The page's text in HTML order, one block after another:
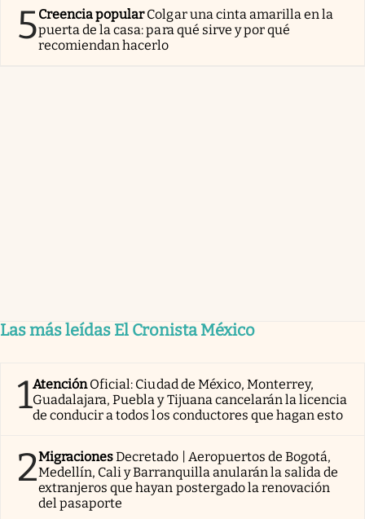
5Creencia popularColgar una cinta amarilla en la
puerta de la casa: para qué sirve y por qué
recomiendan hacerlo
Las más leídas El Cronista México
1AtenciónOficial: Ciudad de México, Monterrey,
Guadalajara, Puebla y Tijuana cancelarán la licencia
de conducir a todos los conductores que hagan esto
2MigracionesDecretado | Aeropuertos de Bogotá,
Medellín, Cali y Barranquilla anularán la salida de
extranjeros que hayan postergado la renovación
del pasaporte